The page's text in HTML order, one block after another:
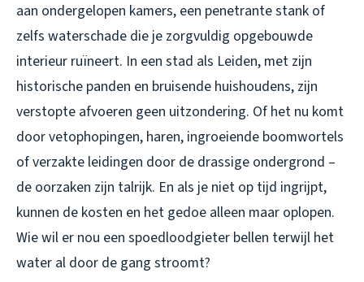
aan ondergelopen kamers, een penetrante stank of
zelfs waterschade die je zorgvuldig opgebouwde
interieur ruïneert. In een stad als Leiden, met zijn
historische panden en bruisende huishoudens, zijn
verstopte afvoeren geen uitzondering. Of het nu komt
door vetophopingen, haren, ingroeiende boomwortels
of verzakte leidingen door de drassige ondergrond –
de oorzaken zijn talrijk. En als je niet op tijd ingrijpt,
kunnen de kosten en het gedoe alleen maar oplopen.
Wie wil er nou een spoedloodgieter bellen terwijl het
water al door de gang stroomt?